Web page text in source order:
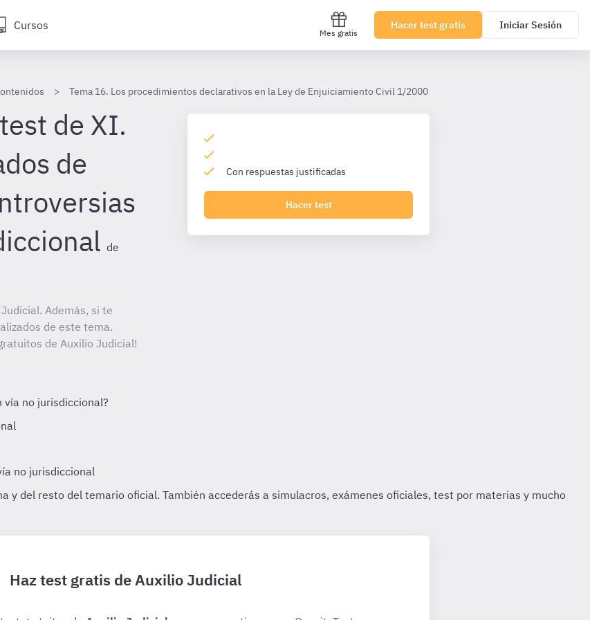
Cursos
Mes gratis
Hacer test gratis Iniciar Sesión
Tema 16. Los procedimientos declarativos en la Ley de Enjuiciamiento Civil 1/2000
de XI.
de
de
Además, si te
de este tema.
de Auxilio Judicial!
Con respuestas justificadas
Hacer test
Haz test gratis de Auxilio Judicial